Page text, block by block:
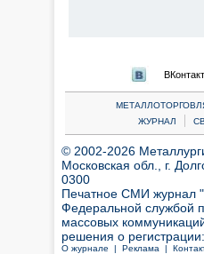
ЖУРНАЛ
|
© 2002-2026
Московская обл., г.
0300
Печатное СМИ журнал
Федеральной службой
массовых
решения о регистрации:
О журнале | Реклама |